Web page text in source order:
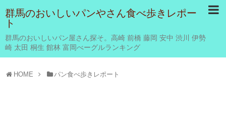
群馬のおいしいパンやさん食べ歩きレポー
ト
群馬のおいしいパン屋さん探そ。高崎 前橋 藤岡 安中 渋川 伊勢
崎 太田 桐生 館林 富岡べーグルランキング
HOME パン食べ歩きレポート